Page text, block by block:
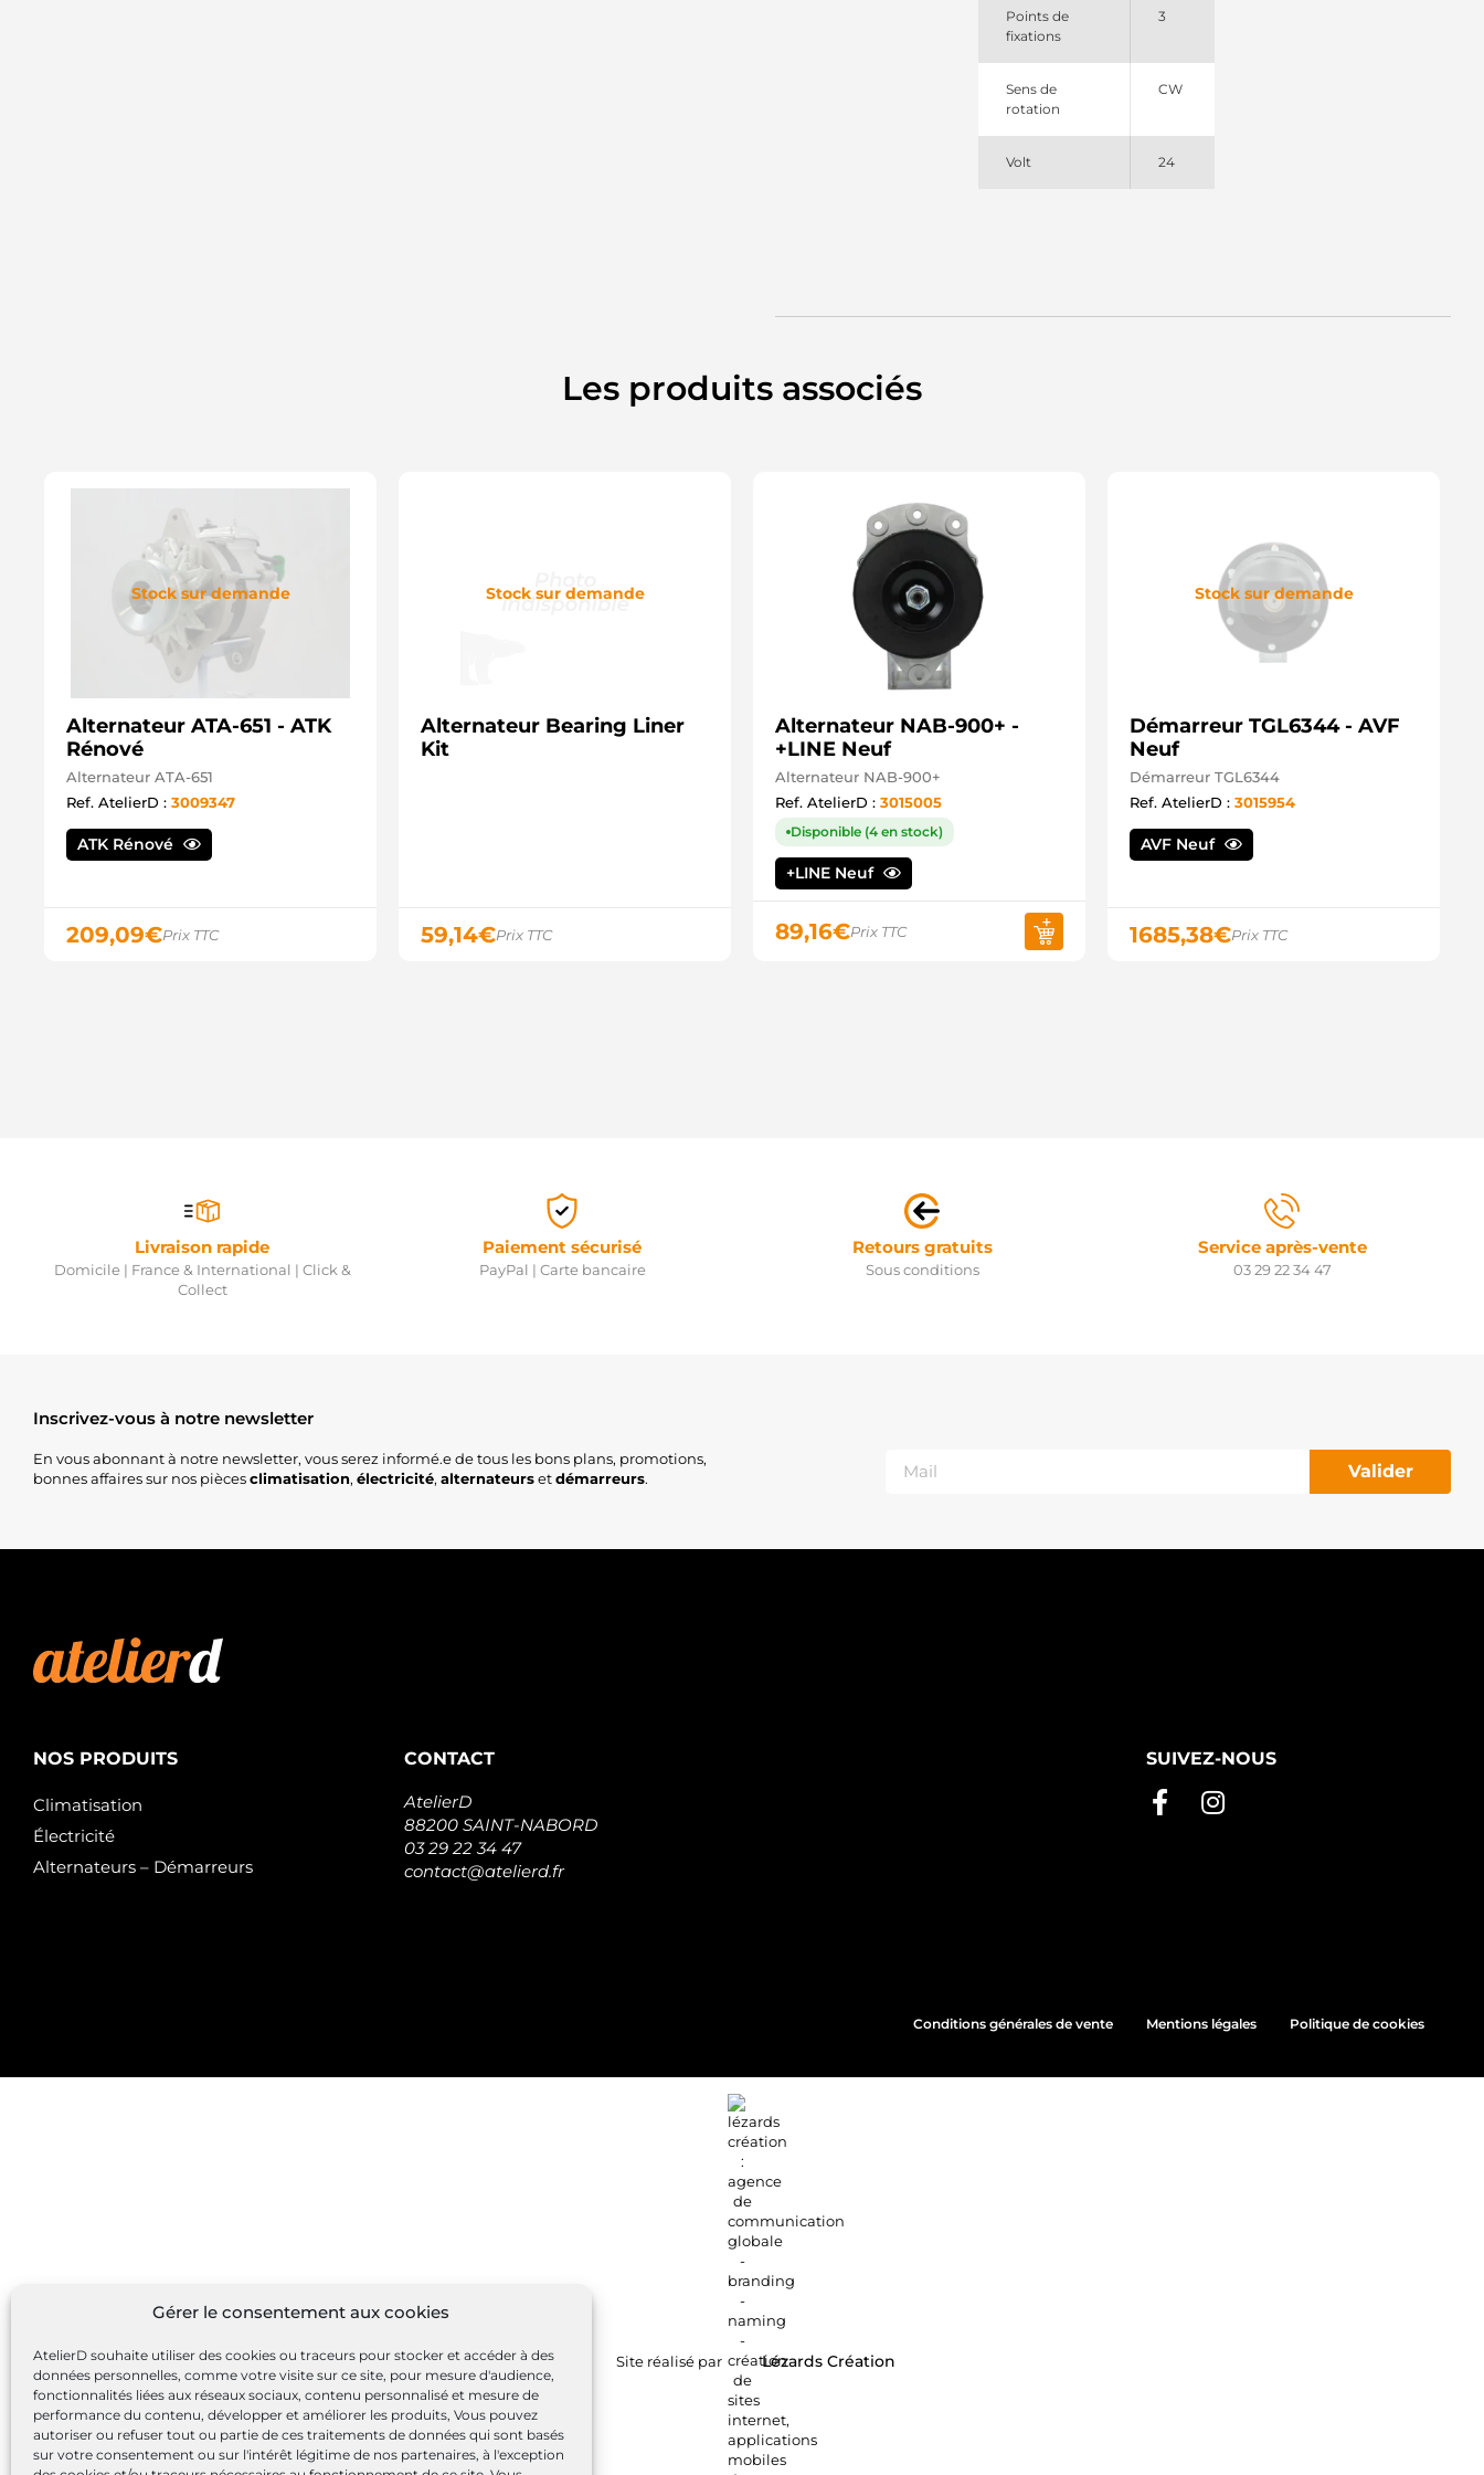
Gérer le consentement aux cookies
AtelierD souhaite utiliser des cookies ou traceurs pour stocker et accéder à des
données personnelles, comme votre visite sur ce site, pour mesure d'audience,
fonctionnalités liées aux réseaux sociaux, contenu personnalisé et mesure de
performance du contenu, développer et améliorer les produits, Vous pouvez
autoriser ou refuser tout ou partie de ces traitements de données qui sont basés
sur votre consentement ou sur l'intérêt légitime de nos partenaires, à l'exception
Points de
fixations
3
Sens de
rotation
CW
Volt 24
Les produits associés
Stock sur demande
Alternateur ATA-651 - ATK
Rénové
Alternateur ATA-651
Ref. AtelierD : 3009347
ATK Rénové
209,09€Prix TTC
Stock sur demande
Alternateur Bearing Liner
Kit
59,14€Prix TTC
Alternateur NAB-900+ -
+LINE Neuf
Alternateur NAB-900+
Ref. AtelierD : 3015005
Disponible (4 en stock)
+LINE Neuf
89,16€Prix TTC
Stock sur demande
Démarreur TGL6344 - AVF
Neuf
Démarreur TGL6344
Ref. AtelierD : 3015954
AVF Neuf
1685,38€Prix TTC
Livraison rapide
Domicile | France & International | Click &
Collect
Paiement sécurisé
PayPal | Carte bancaire
Retours gratuits
Sous conditions
Service après-vente
03 29 22 34 47
Inscrivez-vous à notre newsletter
En vous abonnant à notre newsletter, vous serez informé.e de tous les bons plans, promotions,
bonnes affaires sur nos piècesclimatisation, électricité, alternateursetdémarreurs. Valider
NOS PRODUITS
Climatisation
Électricité
Alternateurs – Démarreurs
CONTACT
AtelierD
88200 SAINT-NABORD
03 29 22 34 47
contact@atelierd.fr
SUIVEZ-NOUS
Conditions générales de vente Mentions légales Politique de cookies
Site réalisé par Lézards Création